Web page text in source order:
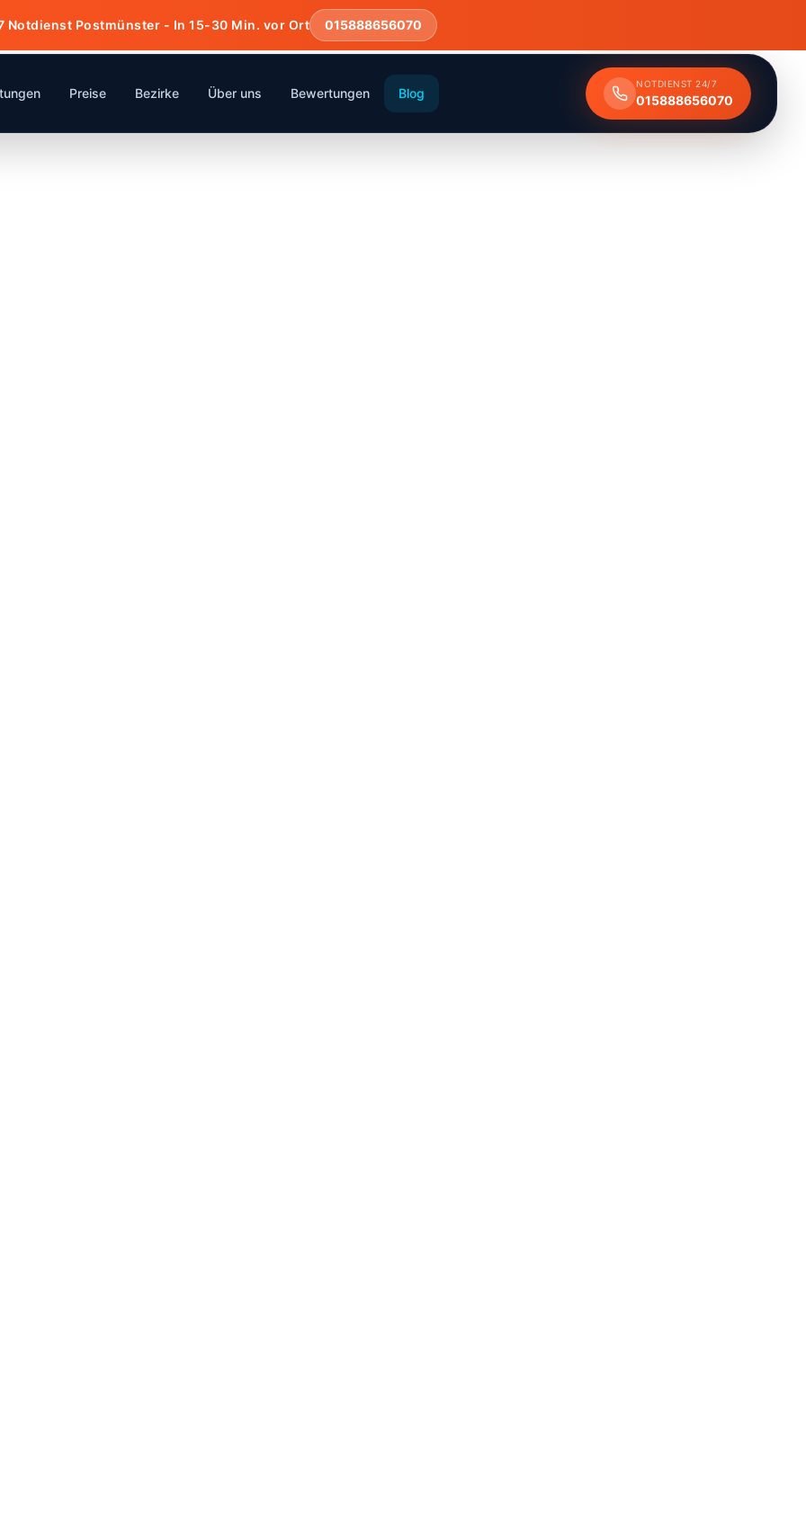
Notdienst Postmünster - In 15-30 Min. vor Ort 015888656070
Preise Bezirke Über uns Bewertungen Blog
NOTDIENST 24/7
015888656070